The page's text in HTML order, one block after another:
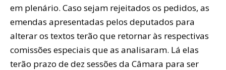
em plenário. Caso sejam rejeitados os pedidos, as
emendas apresentadas pelos deputados para
alterar os textos terão que retornar às respectivas
comissões especiais que as analisaram. Lá elas
terão prazo de dez sessões da Câmara para ser